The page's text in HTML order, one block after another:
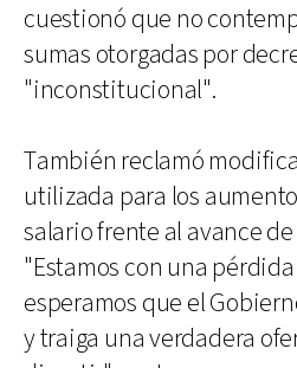
cuestionó que no
sumas otorgadas por
"inconstitucional".
También reclamó
utilizada para los
salario frente al avance
"Estamos con una
esperamos que el
y traiga una verdadera